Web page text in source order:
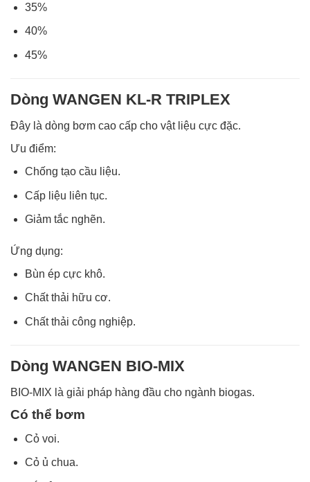
35%
40%
45%
Dòng WANGEN KL-R TRIPLEX
Đây là dòng bơm cao cấp cho vật liệu cực đặc.
Ưu điểm:
Chống tạo cầu liệu.
Cấp liệu liên tục.
Giảm tắc nghẽn.
Ứng dụng:
Bùn ép cực khô.
Chất thải hữu cơ.
Chất thải công nghiệp.
Dòng WANGEN BIO-MIX
BIO-MIX là giải pháp hàng đầu cho ngành biogas.
Có thể bơm
Cỏ voi.
Cỏ ủ chua.